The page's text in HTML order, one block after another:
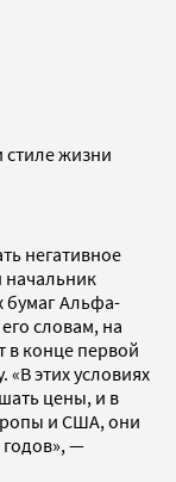
стиле жизни
негативное
начальник
бумаг Альфа-
словам, на
в конце первой
этих условиях
цены, и в
и США, они
годов», —